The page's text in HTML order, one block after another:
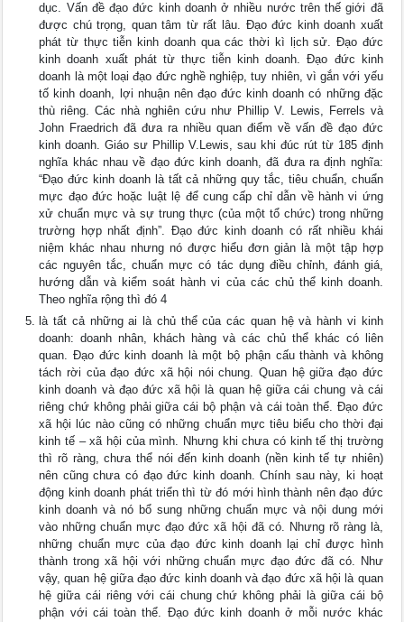
dục. Vấn đề đạo đức kinh doanh ở nhiều nước trên thế giới đã
được chú trọng, quan tâm từ rất lâu. Đạo đức kinh doanh xuất
phát từ thực tiễn kinh doanh qua các thời kì lịch sử. Đạo đức
kinh doanh xuất phát từ thực tiễn kinh doanh. Đạo đức kinh
doanh là một loại đạo đức nghề nghiệp, tuy nhiên, vì gắn với yếu
tố kinh doanh, lợi nhuận nên đạo đức kinh doanh có những đặc
thù riêng. Các nhà nghiên cứu như Phillip V. Lewis, Ferrels và
John Fraedrich đã đưa ra nhiều quan điểm về vấn đề đạo đức
kinh doanh. Giáo sư Phillip V.Lewis, sau khi đúc rút từ 185 định
nghĩa khác nhau về đạo đức kinh doanh, đã đưa ra định nghĩa:
“Đạo đức kinh doanh là tất cả những quy tắc, tiêu chuẩn, chuẩn
mực đạo đức hoặc luật lệ để cung cấp chỉ dẫn về hành vi ứng
xử chuẩn mực và sự trung thực (của một tổ chức) trong những
trường hợp nhất định”. Đạo đức kinh doanh có rất nhiều khái
niệm khác nhau nhưng nó được hiểu đơn giản là một tập hợp
các nguyên tắc, chuẩn mực có tác dụng điều chỉnh, đánh giá,
hướng dẫn và kiểm soát hành vi của các chủ thể kinh doanh.
Theo nghĩa rộng thì đó 4
là tất cả những ai là chủ thể của các quan hệ và hành vi kinh
doanh: doanh nhân, khách hàng và các chủ thể khác có liên
quan. Đạo đức kinh doanh là một bộ phận cấu thành và không
tách rời của đạo đức xã hội nói chung. Quan hệ giữa đạo đức
kinh doanh và đạo đức xã hội là quan hệ giữa cái chung và cái
riêng chứ không phải giữa cái bộ phận và cái toàn thể. Đạo đức
xã hội lúc nào cũng có những chuẩn mực tiêu biểu cho thời đại
kinh tế – xã hội của mình. Nhưng khi chưa có kinh tế thị trường
thì rõ ràng, chưa thể nói đến kinh doanh (nền kinh tế tự nhiên)
nên cũng chưa có đạo đức kinh doanh. Chính sau này, ki hoạt
động kinh doanh phát triển thì từ đó mới hình thành nên đạo đức
kinh doanh và nó bổ sung những chuẩn mực và nội dung mới
vào những chuẩn mực đạo đức xã hội đã có. Nhưng rõ ràng là,
những chuẩn mực của đạo đức kinh doanh lại chỉ được hình
thành trong xã hội với những chuẩn mực đạo đức đã có. Như
vậy, quan hệ giữa đạo đức kinh doanh và đạo đức xã hội là quan
hệ giữa cái riêng với cái chung chứ không phải là giữa cái bộ
phận với cái toàn thể. Đạo đức kinh doanh ở mỗi nước khác